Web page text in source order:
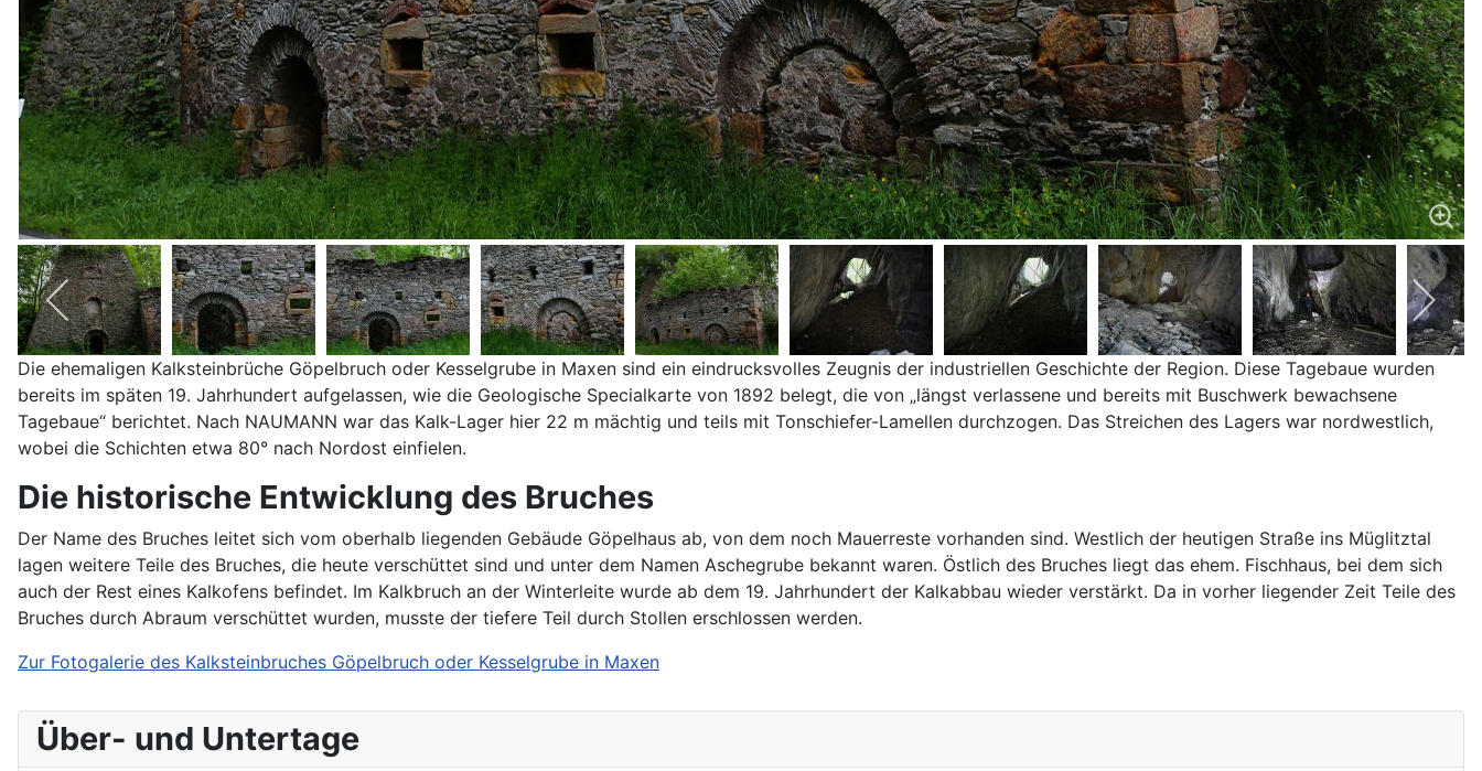
Die ehemaligen Kalksteinbrüche Göpelbruch oder Kesselgrube in Maxen sind ein eindrucksvolles Zeugnis der industriellen Geschichte der Region. Diese Tagebaue wurden
bereits im späten 19. Jahrhundert aufgelassen, wie die Geologische Specialkarte von 1892 belegt, die von „längst verlassene und bereits mit Buschwerk bewachsene
Tagebaue“ berichtet. Nach NAUMANN war das Kalk-Lager hier 22 m mächtig und teils mit Tonschiefer-Lamellen durchzogen. Das Streichen des Lagers war nordwestlich,
wobei die Schichten etwa 80° nach Nordost einfielen.
Die historische Entwicklung des Bruches
Der Name des Bruches leitet sich vom oberhalb liegenden Gebäude Göpelhaus ab, von dem noch Mauerreste vorhanden sind. Westlich der heutigen Straße ins Müglitztal
lagen weitere Teile des Bruches, die heute verschüttet sind und unter dem Namen Aschegrube bekannt waren. Östlich des Bruches liegt das ehem. Fischhaus, bei dem sich
auch der Rest eines Kalkofens befindet. Im Kalkbruch an der Winterleite wurde ab dem 19. Jahrhundert der Kalkabbau wieder verstärkt. Da in vorher liegender Zeit Teile des
Bruches durch Abraum verschüttet wurden, musste der tiefere Teil durch Stollen erschlossen werden.
Zur Fotogalerie des Kalksteinbruches Göpelbruch oder Kesselgrube in Maxen
Über- und Untertage